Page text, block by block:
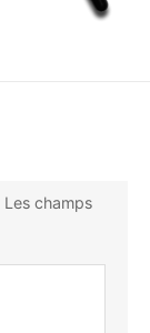
Les champs